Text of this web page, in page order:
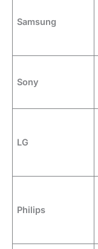
Samsung
Sony
LG
Philips